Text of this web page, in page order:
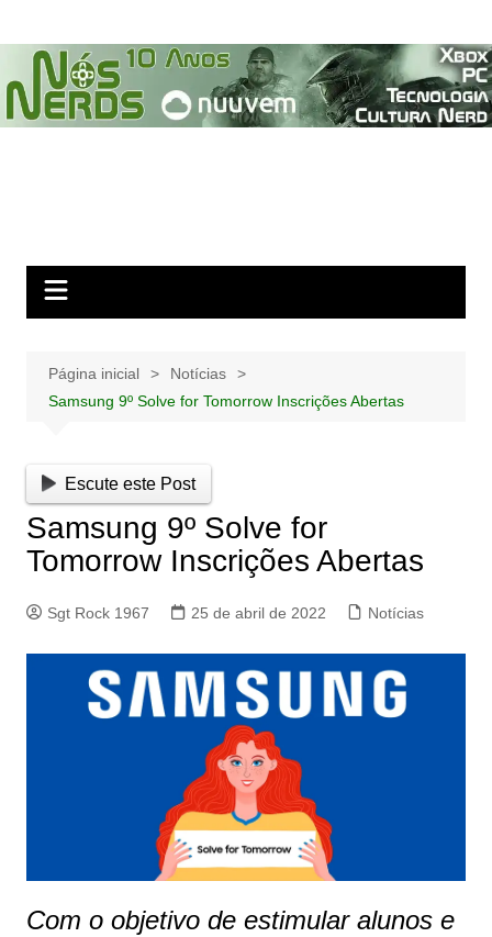
para
conteúdo
Página inicial
Notícias
Samsung 9º Solve for Tomorrow Inscrições Abertas
Escute este Post
Samsung 9º Solve for
Tomorrow Inscrições Abertas
Sgt Rock 1967 25 de abril de 2022 Notícias
Com o objetivo de estimular alunos e